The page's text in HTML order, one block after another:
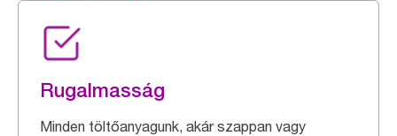
Rugalmasság
Minden töltőanyagunk, akár szappan vagy